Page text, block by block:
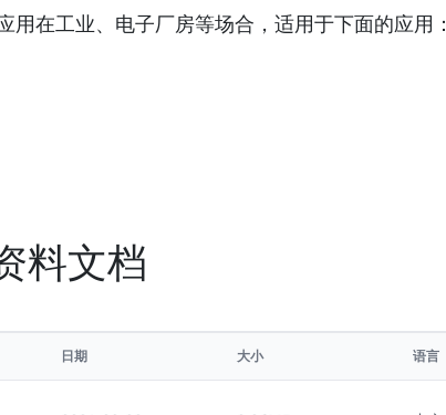
在工业、电子厂房等场合，适用于下面的应用：
料文档
日期 大小 语言